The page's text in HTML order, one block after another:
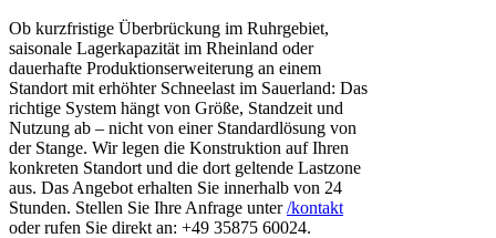
Ob kurzfristige Überbrückung im Ruhrgebiet,
saisonale Lagerkapazität im Rheinland oder
dauerhafte Produktionserweiterung an einem
Standort mit erhöhter Schneelast im Sauerland: Das
richtige System hängt von Größe, Standzeit und
Nutzung ab – nicht von einer Standardlösung von
der Stange. Wir legen die Konstruktion auf Ihren
konkreten Standort und die dort geltende Lastzone
aus. Das Angebot erhalten Sie innerhalb von 24
Stunden. Stellen Sie Ihre Anfrage unter/kontakt
oder rufen Sie direkt an: +49 35875 60024.